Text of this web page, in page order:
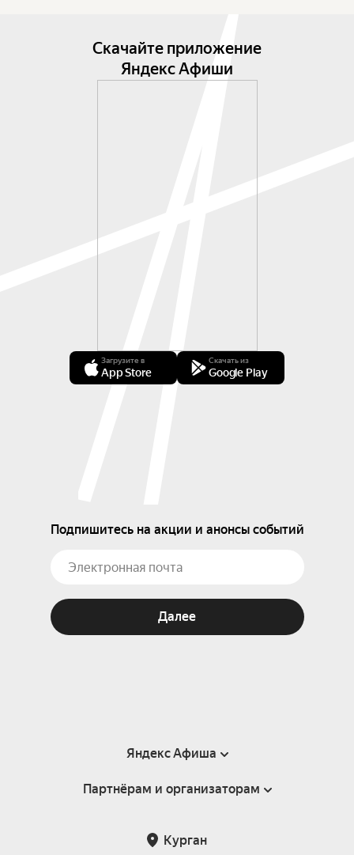
Скачайте приложение
Яндекс Афиши
Загрузите в
App Store
Скачать из
Google Play
Подпишитесь на акции и анонсы событий
Далее
Яндекс Афиша
Справка
Подарочные сертификаты
Партнёрам и организаторам
Курган